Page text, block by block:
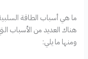
ما هي أسباب الطاقة
هناك العديد من الأسباب
ومنها ما يلي: